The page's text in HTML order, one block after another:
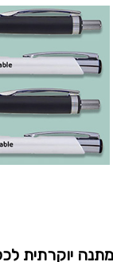
מתנה יוקרתית